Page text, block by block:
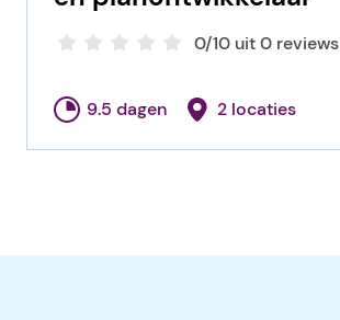
0/10 uit 0 reviews
9.5 dagen 2 locaties